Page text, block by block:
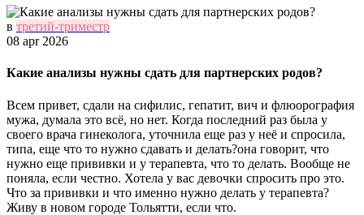
в третий-триместр
08 apr 2026
Какие анализы нужны сдать для партнерских родов?
Всем привет, сдали на сифилис, гепатит, вич и флюорография
мужа, думала это всё, но нет. Когда последний раз была у
своего врача гинеколога, уточнила еще раз у неё и спросила,
типа, еще что то нужно сдавать и делать?она говорит, что
нужно еще прививки и у терапевта, что то делать. Вообще не
поняла, если честно. Хотела у вас девочки спросить про это.
Что за прививки и что именно нужно делать у терапевта?
Живу в новом городе Тольятти, если что.